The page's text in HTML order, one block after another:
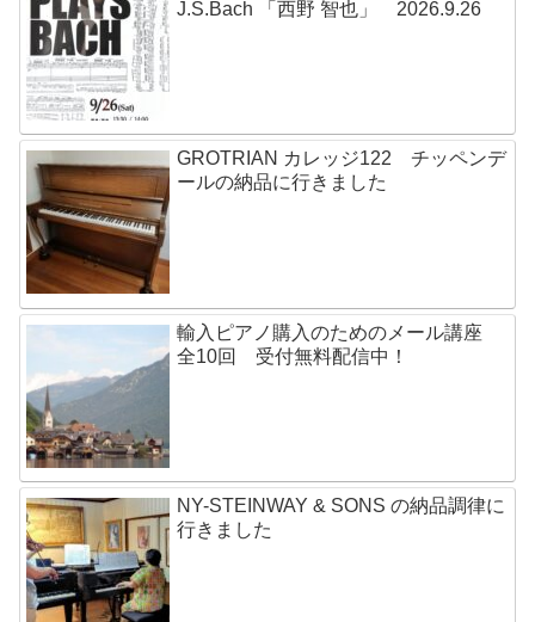
J.S.Bach 「西野 智也」 2026.9.26
GROTRIAN カレッジ122 チッペンデ
ールの納品に行きました
輸入ピアノ購入のためのメール講座
全10回 受付無料配信中！
NY-STEINWAY & SONS の納品調律に
行きました